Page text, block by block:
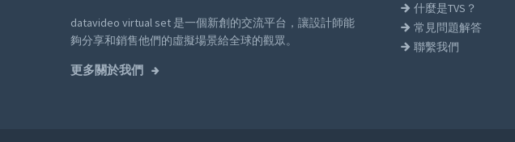
datavideo virtual set 是一個新創的交流平台，讓設計師能
夠分享和銷售他們的虛擬場景給全球的觀眾。
更多關於我們
什麼是TVS？
常見問題解答
聯繫我們